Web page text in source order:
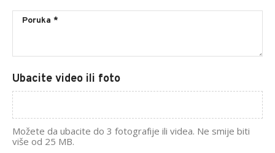
Ubacite video ili foto
Možete da ubacite do 3 fotografije ili videa. Ne smije biti
više od 25 MB.